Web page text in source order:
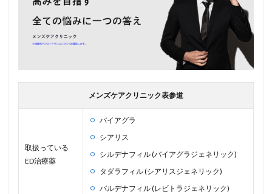
メンズケアクリニック表参道
取扱っている
ED治療薬
バイアグラ
シアリス
シルデナフィル (バイアグラジェネリック)
タダラフィル (シアリスジェネリック)
バルデナフィル (レビトラジェネリック)